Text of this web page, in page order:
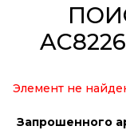
Элемент не
Запрошенного